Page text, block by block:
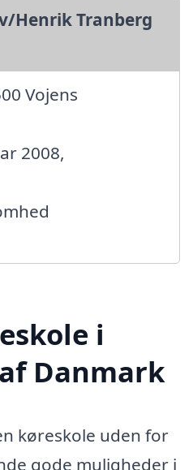
Henrik Tranberg
Vojens
2008,
i
Danmark
køreskole uden for
gode muligheder i